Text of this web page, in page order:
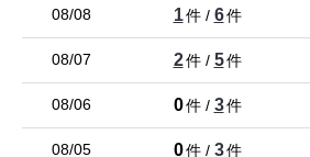
メゾンドール尼崎の新着物件情報が登録
問い合わせください。
26/08/03
新着
仲介手数料30%OFF
08/08 1件 / 6件
08/07 2件 / 5件
08/06 0件 / 3件
08/05 0件 / 3件